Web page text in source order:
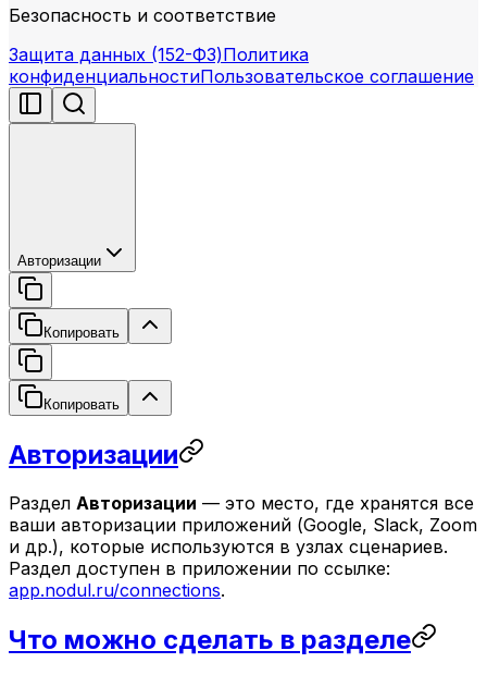
Безопасность и соответствие
Защита данных (152-ФЗ)Политика
конфиденциальностиПользовательское соглашение
Авторизации
Копировать
Копировать
Авторизации
Раздел Авторизации — это место, где хранятся все
ваши авторизации приложений (Google, Slack, Zoom
и др.), которые используются в узлах сценариев.
Раздел доступен в приложении по ссылке:
app.nodul.ru/connections.
Что можно сделать в разделе